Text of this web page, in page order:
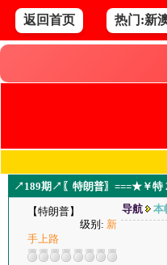
返回首页 热门:新
↗189期↗〖特朗普〗===★￥特
【特朗普】
级别: 新
手上路
导航 本